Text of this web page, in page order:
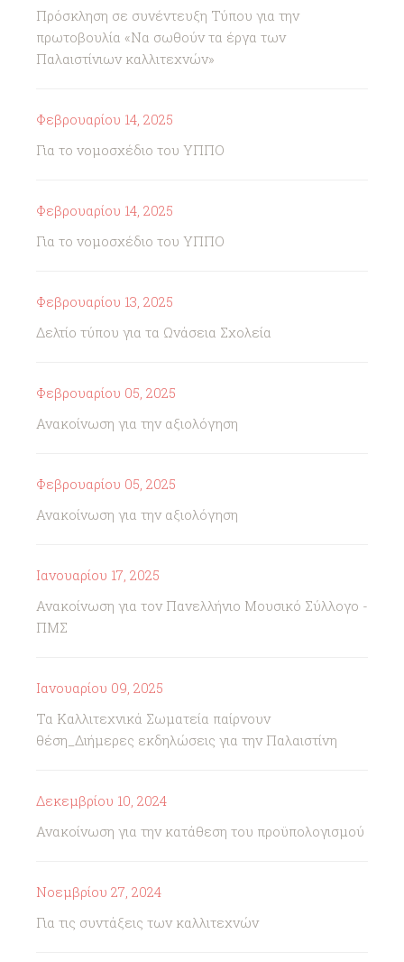
Πρόσκληση σε συνέντευξη Τύπου για την
πρωτοβουλία «Να σωθούν τα έργα των
Παλαιστίνιων καλλιτεχνών»
Φεβρουαρίου 14, 2025
Για το νομοσχέδιο του ΥΠΠΟ
Φεβρουαρίου 14, 2025
Για το νομοσχέδιο του ΥΠΠΟ
Φεβρουαρίου 13, 2025
Δελτίο τύπου για τα Ωνάσεια Σχολεία
Φεβρουαρίου 05, 2025
Ανακοίνωση για την αξιολόγηση
Φεβρουαρίου 05, 2025
Ανακοίνωση για την αξιολόγηση
Ιανουαρίου 17, 2025
Ανακοίνωση για τον Πανελλήνιο Μουσικό Σύλλογο -
ΠΜΣ
Ιανουαρίου 09, 2025
Τα Καλλιτεχνικά Σωματεία παίρνουν
θέση_Διήμερες εκδηλώσεις για την Παλαιστίνη
Δεκεμβρίου 10, 2024
Ανακοίνωση για την κατάθεση του προϋπολογισμού
Νοεμβρίου 27, 2024
Για τις συντάξεις των καλλιτεχνών